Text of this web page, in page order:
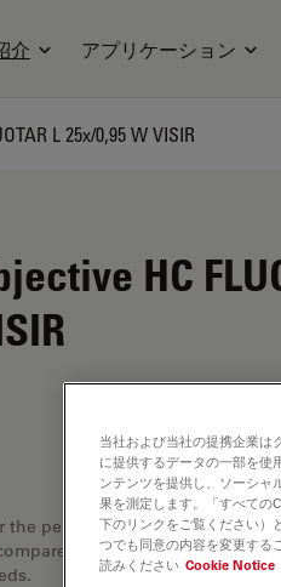
介 アプリケーション
L 25x/0,95 W VISIR
HC
the perfect solution. Explore our
alternatives, and find
当社および当社の提携企業は
に提供するデータの一部を使
ンテンツを提供し、ソーシャ
果を測定します。「すべての
下のリンクをご覧ください）
つでも同意の内容を変更する
読みください Cookie Notice